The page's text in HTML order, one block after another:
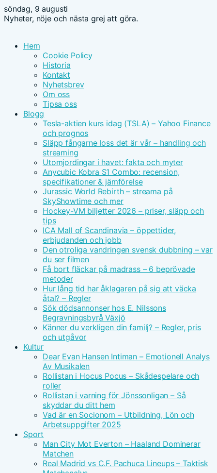
söndag, 9 augusti
Nyheter, nöje och nästa grej att göra.
Hem
Cookie Policy
Historia
Kontakt
Nyhetsbrev
Om oss
Tipsa oss
Blogg
Tesla-aktien kurs idag (TSLA) – Yahoo Finance
och prognos
Släpp fångarne loss det är vår – handling och
streaming
Utomjordingar i havet: fakta och myter
Anycubic Kobra S1 Combo: recension,
specifikationer & jämförelse
Jurassic World Rebirth – streama på
SkyShowtime och mer
Hockey-VM biljetter 2026 – priser, släpp och
tips
ICA Mall of Scandinavia – öppettider,
erbjudanden och jobb
Den otroliga vandringen svensk dubbning – var
du ser filmen
Få bort fläckar på madrass – 6 beprövade
metoder
Hur lång tid har åklagaren på sig att väcka
åtal? – Regler
Sök dödsannonser hos E. Nilssons
Begravningsbyrå Växjö
Känner du verkligen din familj? – Regler, pris
och utgåvor
Kultur
Dear Evan Hansen Intiman – Emotionell Analys
Av Musikalen
Rollistan i Hocus Pocus – Skådespelare och
roller
Rollistan i varning för Jönssonligan – Så
skyddar du ditt hem
Vad är en Socionom – Utbildning, Lön och
Arbetsuppgifter 2025
Sport
Man City Mot Everton – Haaland Dominerar
Matchen
Real Madrid vs C.F. Pachuca Lineups – Taktisk